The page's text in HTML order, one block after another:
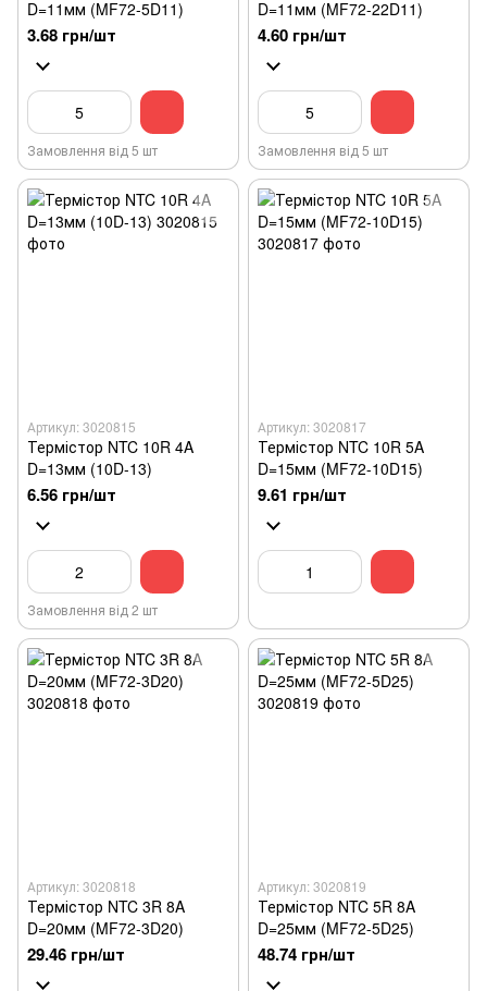
D=11мм (MF72-5D11)
3.68 грн/шт
Замовлення від 5 шт
D=11мм (MF72-22D11)
4.60 грн/шт
Замовлення від 5 шт
Артикул: 3020815
Термістор NTC 10R 4A
D=13мм (10D-13)
6.56 грн/шт
Замовлення від 2 шт
Артикул: 3020817
Термістор NTC 10R 5A
D=15мм (MF72-10D15)
9.61 грн/шт
Артикул: 3020818
Термістор NTC 3R 8A
D=20мм (MF72-3D20)
29.46 грн/шт
Артикул: 3020819
Термістор NTC 5R 8A
D=25мм (MF72-5D25)
48.74 грн/шт